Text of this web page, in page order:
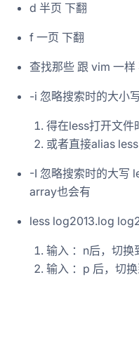
d 半页 下翻
f 一页 下翻
查找那些 跟 vim 一样
-i 忽略搜索时的大小
得在less打开文件
或者直接alias
-I 忽略搜索时的大写
array也会有
less log2013.log
输入 ：n后，切
输入 ：p 后，切